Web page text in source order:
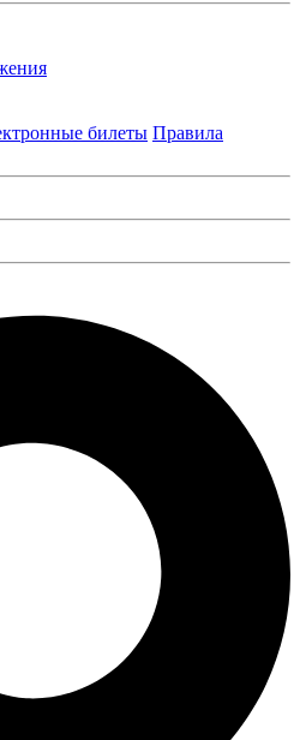
билеты Правила